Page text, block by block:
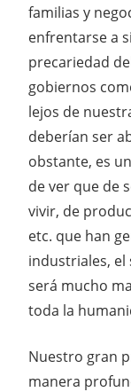
familias y
enfrentarse a
precariedad
gobiernos
lejos de
deberían ser
obstante, es
de ver que de
vivir, de
etc. que han
industriales,
será mucho
toda la
Nuestro gran
manera